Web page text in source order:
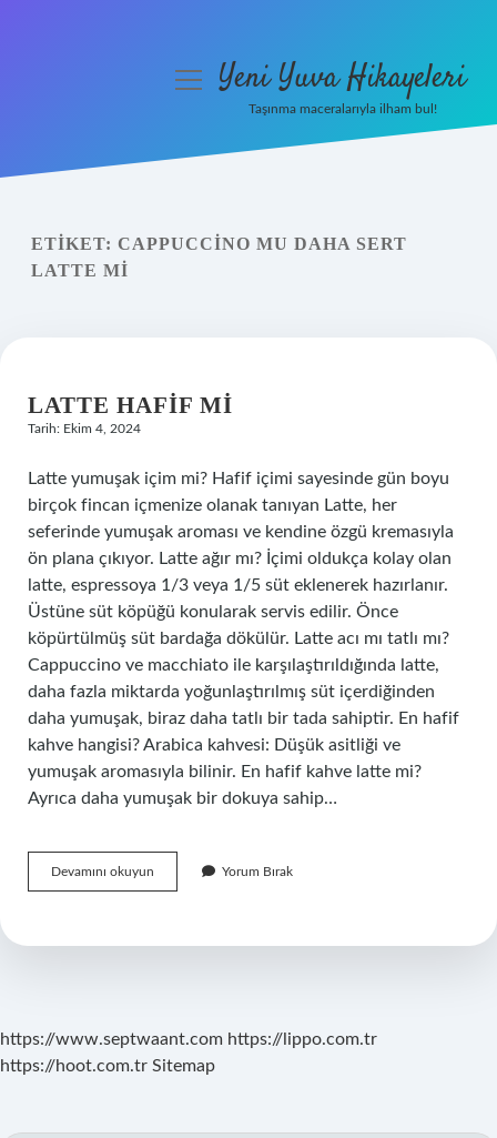
Yasal Uyarı
menüyüYeni Yuva Hikayeleri
Taşınma maceralarıyla ilham bul!
ETIKET: CAPPUCCINO MU DAHA SERT
LATTE MI
LATTE HAFIF MI
Tarih: Ekim 4, 2024
Latte yumuşak içim mi? Hafif içimi sayesinde gün boyu
birçok fincan içmenize olanak tanıyan Latte, her
seferinde yumuşak aroması ve kendine özgü kremasıyla
ön plana çıkıyor. Latte ağır mı? İçimi oldukça kolay olan
latte, espressoya 1/3 veya 1/5 süt eklenerek hazırlanır.
Üstüne süt köpüğü konularak servis edilir. Önce
köpürtülmüş süt bardağa dökülür. Latte acı mı tatlı mı?
Cappuccino ve macchiato ile karşılaştırıldığında latte,
daha fazla miktarda yoğunlaştırılmış süt içerdiğinden
daha yumuşak, biraz daha tatlı bir tada sahiptir. En hafif
kahve hangisi? Arabica kahvesi: Düşük asitliği ve
yumuşak aromasıyla bilinir. En hafif kahve latte mi?
Ayrıca daha yumuşak bir dokuya sahip…
Devamını okuyun
Hafif
Yorum Bırak
https://www.septwaant.com https://lippo.com.tr
https://hoot.com.tr Sitemap